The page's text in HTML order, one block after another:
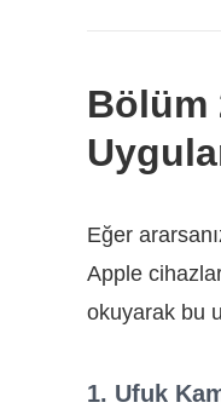
Bölüm
Eğer
Apple
okuyarak bu
1. Ufuk